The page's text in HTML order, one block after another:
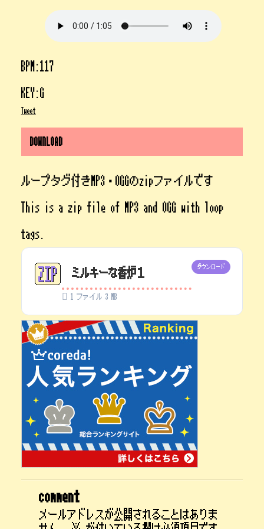
BPM:117
KEY:G
Tweet
DOWNLOAD
ループタグ付きMP3・OGGのzipファイルです
This is a zip file of MP3 and OGG with loop
tags.
ミルキーな香炉１
1 ファイル 3 MB
ダウンロード
comment
メールアドレスが公開されることはありま